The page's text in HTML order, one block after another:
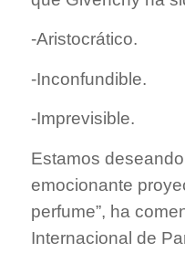
-Aristocrático.
-Inconfundible.
-Imprevisible.
Estamos
emocionante
perfume”, ha
Internacional de